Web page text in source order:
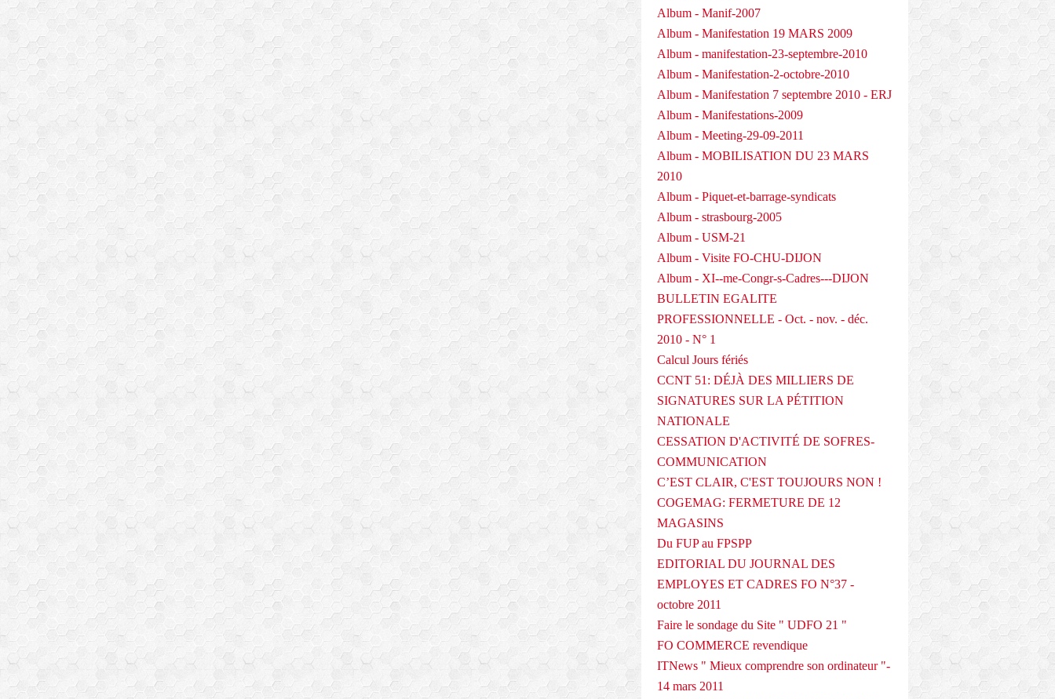
Album - Manif-2007
Album - Manifestation 19 MARS 2009
Album - manifestation-23-septembre-2010
Album - Manifestation-2-octobre-2010
Album - Manifestation 7 septembre 2010 - ERJ
Album - Manifestations-2009
Album - Meeting-29-09-2011
Album - MOBILISATION DU 23 MARS
2010
Album - Piquet-et-barrage-syndicats
Album - strasbourg-2005
Album - USM-21
Album - Visite FO-CHU-DIJON
Album - XI--me-Congr-s-Cadres---DIJON
BULLETIN EGALITE
PROFESSIONNELLE - Oct. - nov. - déc.
2010 - N° 1
Calcul Jours fériés
CCNT 51: DÉJÀ DES MILLIERS DE
SIGNATURES SUR LA PÉTITION
NATIONALE
CESSATION D'ACTIVITÉ DE SOFRES-
COMMUNICATION
C’EST CLAIR, C'EST TOUJOURS NON !
COGEMAG: FERMETURE DE 12
MAGASINS
Du FUP au FPSPP
EDITORIAL DU JOURNAL DES
EMPLOYES ET CADRES FO N°37 -
octobre 2011
Faire le sondage du Site " UDFO 21 "
FO COMMERCE revendique
ITNews " Mieux comprendre son ordinateur "-
14 mars 2011